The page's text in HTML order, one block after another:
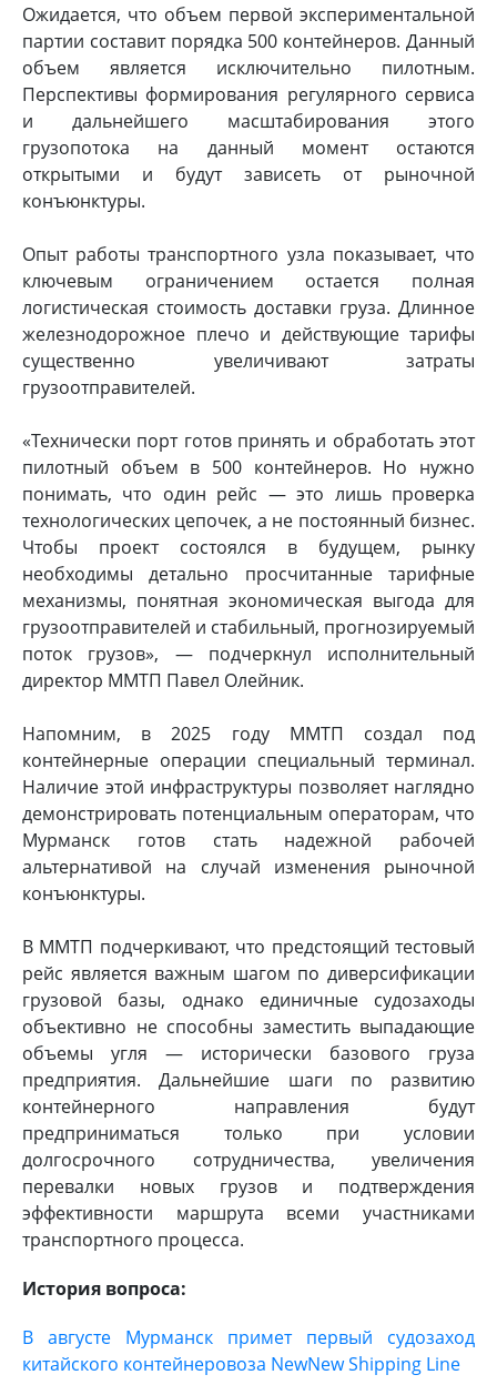
Ожидается, что объем первой экспериментальной
партии составит порядка 500 контейнеров. Данный
объем является исключительно пилотным.
Перспективы формирования регулярного сервиса
и дальнейшего масштабирования этого
грузопотока на данный момент остаются
открытыми и будут зависеть от рыночной
конъюнктуры.
Опыт работы транспортного узла показывает, что
ключевым ограничением остается полная
логистическая стоимость доставки груза. Длинное
железнодорожное плечо и действующие тарифы
существенно увеличивают затраты
грузоотправителей.
«Технически порт готов принять и обработать этот
пилотный объем в 500 контейнеров. Но нужно
понимать, что один рейс — это лишь проверка
технологических цепочек, а не постоянный бизнес.
Чтобы проект состоялся в будущем, рынку
необходимы детально просчитанные тарифные
механизмы, понятная экономическая выгода для
грузоотправителей и стабильный, прогнозируемый
поток грузов», — подчеркнул исполнительный
директор ММТП Павел Олейник.
Напомним, в 2025 году ММТП создал под
контейнерные операции специальный терминал.
Наличие этой инфраструктуры позволяет наглядно
демонстрировать потенциальным операторам, что
Мурманск готов стать надежной рабочей
альтернативой на случай изменения рыночной
конъюнктуры.
В ММТП подчеркивают, что предстоящий тестовый
рейс является важным шагом по диверсификации
грузовой базы, однако единичные судозаходы
объективно не способны заместить выпадающие
объемы угля — исторически базового груза
предприятия. Дальнейшие шаги по развитию
контейнерного направления будут
предприниматься только при условии
долгосрочного сотрудничества, увеличения
перевалки новых грузов и подтверждения
эффективности маршрута всеми участниками
транспортного процесса.
История вопроса:
В августе Мурманск примет первый судозаход
китайского контейнеровоза NewNew Shipping Line